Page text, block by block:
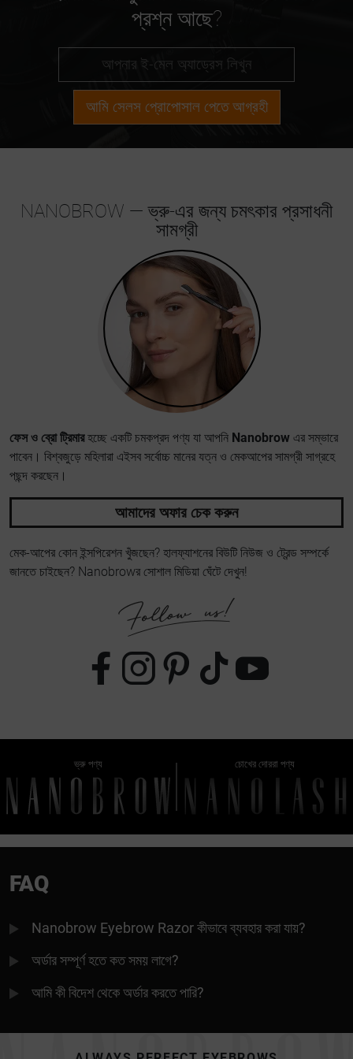
প্রশ্ন আছে?
আমি সেলস প্রোপোসাল পেতে আগ্রহী
NANOBROW — ভ্রু-এর জন্য চমৎকার প্রসাধনী
সামগ্রী
ফেস ও ব্রো ট্রিমারহচ্ছে একটি চমকপ্রদ পণ্য যা আপনি Nanobrow এর সম্ভারে
পাবেন। বিশ্বজুড়ে মহিলারা এইসব সর্বোচ্চ মানের যত্ন ও মেকআপের সামগ্রী সাগ্রহে
পছন্দ করছেন।
আমাদের অফার চেক করুন
মেক-আপের কোন ইন্সপিরেশন খুঁজছেন? হালফ্যাশনের বিউটি নিউজ ও ট্রেন্ড সম্পর্কে
জানতে চাইছেন? Nanobrowর সোশাল মিডিয়া ঘেঁটে দেখুন!
ভ্রু পণ্য চোখের দোররা পণ্য
FAQ
Nanobrow Eyebrow Razor কীভাবে ব্যবহার করা যায়?
অর্ডার সম্পূর্ণ হতে কত সময় লাগে?
আমি কী বিদেশ থেকে অর্ডার করতে পারি?